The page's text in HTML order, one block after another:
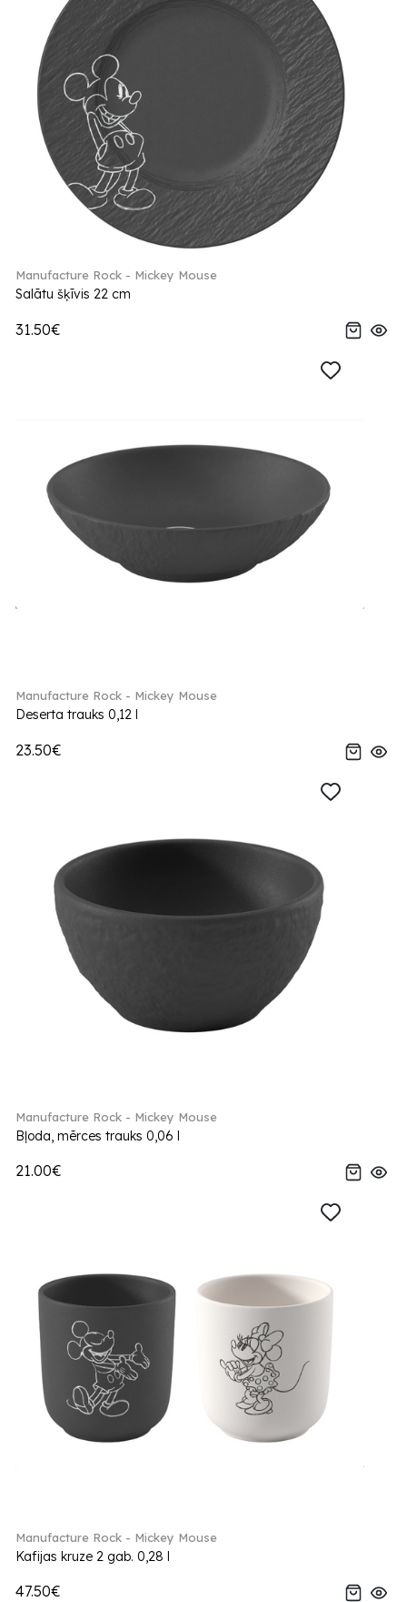
Manufacture Rock - Mickey Mouse
Salātu šķīvis 22 cm
31.50€
Manufacture Rock - Mickey Mouse
Deserta trauks 0,12 l
23.50€
Manufacture Rock - Mickey Mouse
Bļoda, mērces trauks 0,06 l
21.00€
Manufacture Rock - Mickey Mouse
Kafijas kruze 2 gab. 0,28 l
47.50€